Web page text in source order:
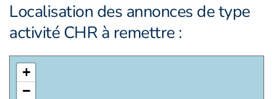
Localisation des annonces de type
activité CHR à remettre :
+
−